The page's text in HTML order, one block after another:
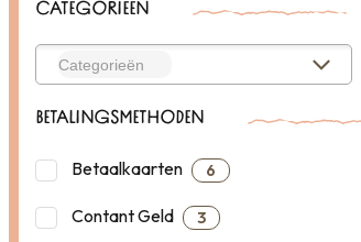
CATEGORIEËN
BETALINGSMETHODEN
Betaalkaarten 6
Contant Geld 3